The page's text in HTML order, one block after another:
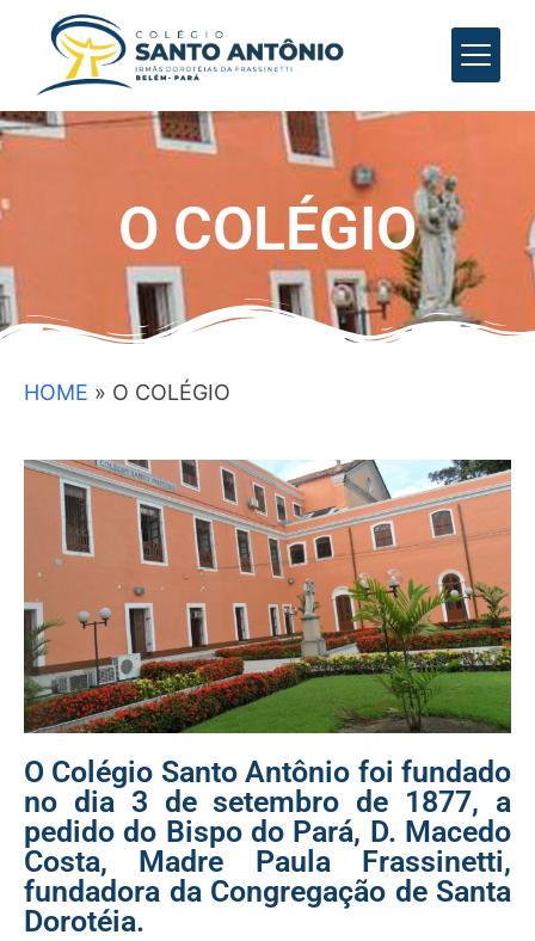
O COLÉGIO
HOME » O COLÉGIO
O Colégio Santo Antônio foi fundado
no dia 3 de setembro de 1877, a
pedido do Bispo do Pará, D. Macedo
Costa, Madre Paula Frassinetti,
fundadora da Congregação de Santa
Dorotéia.